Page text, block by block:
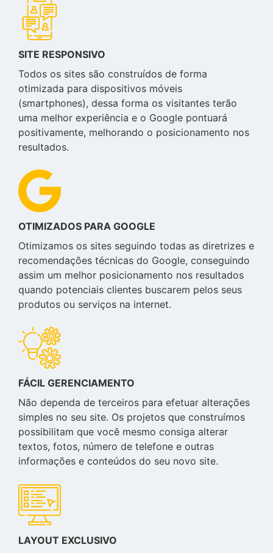
SITE RESPONSIVO
Todos os sites são construídos de forma
otimizada para dispositivos móveis
(smartphones), dessa forma os visitantes terão
uma melhor experiência e o Google pontuará
positivamente, melhorando o posicionamento nos
resultados.
OTIMIZADOS PARA GOOGLE
Otimizamos os sites seguindo todas as diretrizes e
recomendações técnicas do Google, conseguindo
assim um melhor posicionamento nos resultados
quando potenciais clientes buscarem pelos seus
produtos ou serviços na internet.
FÁCIL GERENCIAMENTO
Não dependa de terceiros para efetuar alterações
simples no seu site. Os projetos que construímos
possibilitam que você mesmo consiga alterar
textos, fotos, número de telefone e outras
informações e conteúdos do seu novo site.
LAYOUT EXCLUSIVO